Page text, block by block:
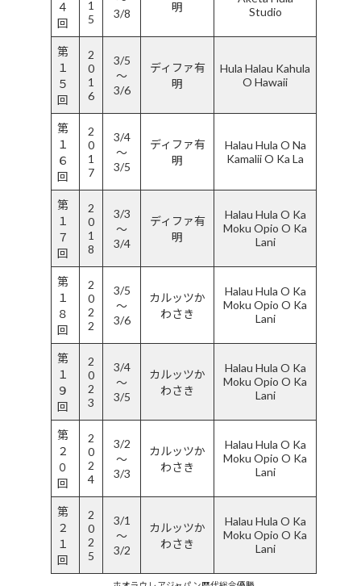
４
回
1
5
3/8
明
Studio
第
１
５
回
2
0
1
6
3/5
〜
3/6
ディファ有
明
Hula Halau Kahula
O Hawaii
第
１
６
回
2
0
1
7
3/4
〜
3/5
ディファ有
明
Halau Hula O Na
Kamalii O Ka La
第
１
７
回
2
0
1
8
3/3
〜
3/4
ディファ有
明
Halau Hula O Ka
Moku Opio O Ka
Lani
第
１
８
回
2
0
2
2
3/5
〜
3/6
カルッツか
わさき
Halau Hula O Ka
Moku Opio O Ka
Lani
第
１
９
回
2
0
2
3
3/4
〜
3/5
カルッツか
わさき
Halau Hula O Ka
Moku Opio O Ka
Lani
第
２
０
回
2
0
2
4
3/2
〜
3/3
カルッツか
わさき
Halau Hula O Ka
Moku Opio O Ka
Lani
第
２
１
回
2
0
2
5
3/1
〜
3/2
カルッツか
わさき
Halau Hula O Ka
Moku Opio O Ka
Lani